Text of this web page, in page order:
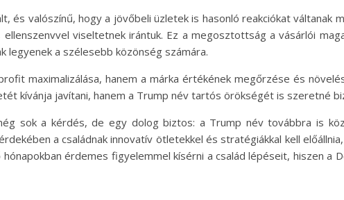
és valószínű, hogy a jövőbeli üzletek is hasonló reakciókat váltanak
viseltetnek irántuk. Ez a megosztottság a vásárlói
legyenek a szélesebb közönség számára.
maximalizálása, hanem a márka értékének megőrzése és
kívánja javítani, hanem a Trump név tartós örökségét is szeretné
sok a kérdés, de egy dolog biztos: a Trump név továbbra is
a családnak innovatív ötletekkel és stratégiákkal kell
érdemes figyelemmel kísérni a család lépéseit, hiszen a